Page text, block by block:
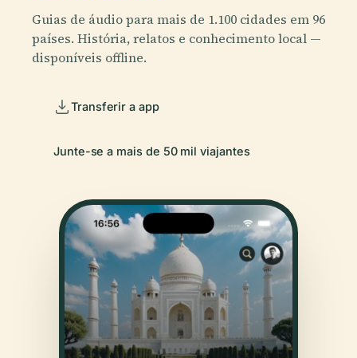
Guias de áudio para mais de 1.100 cidades em 96
países. História, relatos e conhecimento local —
disponíveis offline.
Transferir a app
Junte-se a mais de 50 mil viajantes